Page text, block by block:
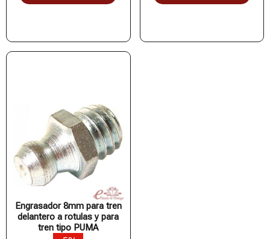
Engrasador 8mm para tren
delantero a rotulas y para
tren tipo PUMA